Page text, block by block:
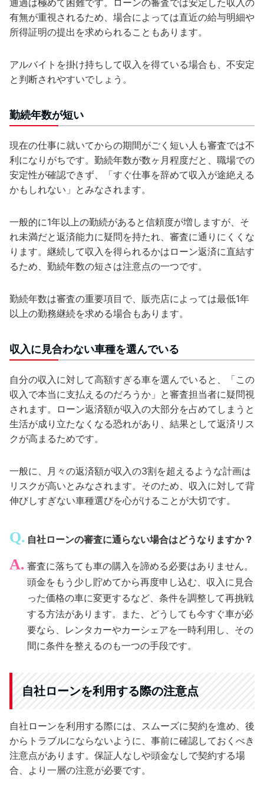
有無が重視されるため、場合によっては直近の給与明細や
所得証明の提出を求められることもあります。
アルバイトを掛け持ちして収入を得ている場合も、不安定
と判断されやすいでしょう。
勤続年数が短い
現在の仕事に就いてからの期間がごく短い人も審査では不
利になりがちです。勤続年数が数ヶ月程度だと、職場での
安定性が確認できず、「すぐ仕事を辞めて収入が途絶える
かもしれない」とみなされます。
一般的に1年以上の勤続があると信頼度が増しますが、そ
れ未満だと返済能力に疑問を持たれ、審査に通りにくくな
ります。継続して収入を得られるかはローン返済に直結す
るため、勤続年数の短さは注意点の一つです。
勤続年数は審査の重要項目で、販売店によっては最低1年
以上の勤務継続を求める場合もあります。
収入に見合わない車種を選んでいる
自分の収入に対して高額すぎる車を選んでいると、「この
収入で本当に支払えるのだろうか」と審査担当者に疑問視
されます。ローン返済額が収入の大部分を占めてしまうと
生活が成り立たなくなる恐れがあり、結果として返済リス
クが高まるためです。
一般に、月々の返済額が収入の3割を超えるような計画は
リスクが高いとみなされます。そのため、収入に対して背
伸びしすぎない車種選びを心がけることが大切です。
自社ローンの審査に通らない場合はどうなりますか？
審査に落ちても車の購入を諦める必要はありません。
頭金をもう少し貯めてから再度申し込む、収入に見合
った価格の車に変更するなど、条件を調整して再挑戦
する方法があります。また、どうしても今すぐ車が必
要なら、レンタカーやカーシェアを一時利用し、その
間に条件を整えるのも一つの手段です。
自社ローンを利用する際の注意点
自社ローンを利用する際には、スムーズに契約を進め、後
からトラブルにならないように、事前に確認しておくべき
注意点があります。保証人なしや頭金なしで契約する場
合、より一層の注意が必要です。